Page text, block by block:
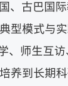
、古巴国
型模式与
、师生互
养到长期